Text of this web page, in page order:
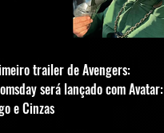
trailer de Avengers:
será lançado com Avatar:
e Cinzas